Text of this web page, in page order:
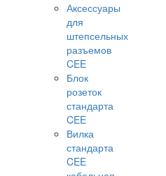
Аксессуары
для
штепсельных
разъемов
CEE
Блок
розеток
стандарта
CEE
Вилка
стандарта
CEE